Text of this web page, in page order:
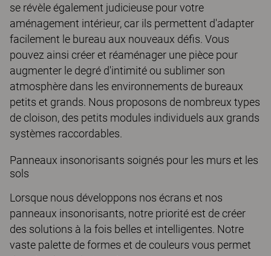
se révèle également judicieuse pour votre
aménagement intérieur, car ils permettent d'adapter
facilement le bureau aux nouveaux défis. Vous
pouvez ainsi créer et réaménager une pièce pour
augmenter le degré d'intimité ou sublimer son
atmosphère dans les environnements de bureaux
petits et grands. Nous proposons de nombreux types
de cloison, des petits modules individuels aux grands
systèmes raccordables.
Panneaux insonorisants soignés pour les murs et les
sols
Lorsque nous développons nos écrans et nos
panneaux insonorisants, notre priorité est de créer
des solutions à la fois belles et intelligentes. Notre
vaste palette de formes et de couleurs vous permet